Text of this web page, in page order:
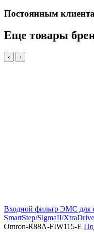
Постоянным
Еще товары
‹ ›
Входной фильтр ЭМС для
SmartStep/SigmaII/
Omron-R88A-FIW115-E